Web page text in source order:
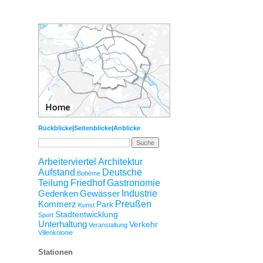
Rückblicke|Seitenblicke|Anblicke
Arbeiterviertel Architektur
Aufstand Bohème Deutsche
Teilung FriedhofGastronomie
GedenkenGewässer Industrie
Kommerz Kunst Park Preußen
Sport Stadtentwicklung
Unterhaltung Veranstaltung Verkehr
Villenkolonie
Stationen